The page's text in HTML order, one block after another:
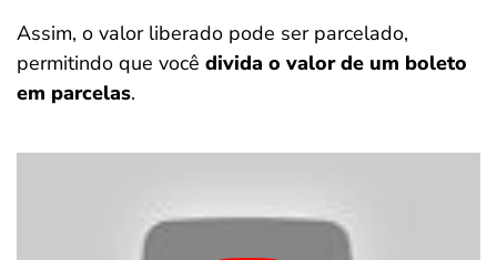
Assim, o valor liberado pode ser parcelado,
permitindo que você divida o valor de um boleto
em parcelas.